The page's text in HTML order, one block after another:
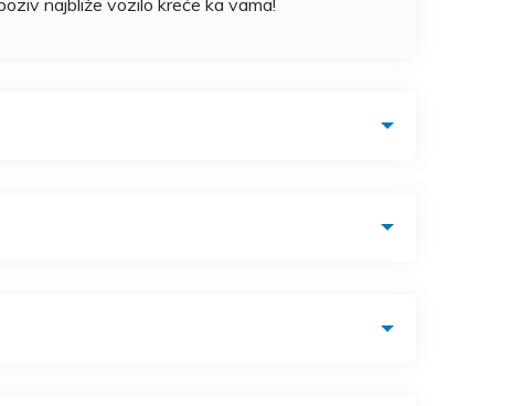
najbliže vozilo kreće ka vama!